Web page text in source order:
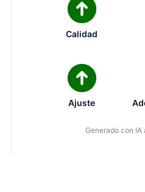
Calidad
Ajuste
Generado con